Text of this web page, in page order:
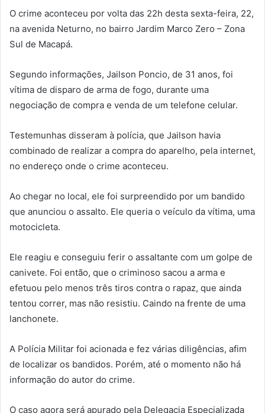
O crime aconteceu por volta das 22h desta sexta-feira, 22,
na avenida Neturno, no bairro Jardim Marco Zero – Zona
Sul de Macapá.
Segundo informações, Jailson Poncio, de 31 anos, foi
vítima de disparo de arma de fogo, durante uma
negociação de compra e venda de um telefone celular.
Testemunhas disseram à polícia, que Jailson havia
combinado de realizar a compra do aparelho, pela internet,
no endereço onde o crime aconteceu.
Ao chegar no local, ele foi surpreendido por um bandido
que anunciou o assalto. Ele queria o veículo da vítima, uma
motocicleta.
Ele reagiu e conseguiu ferir o assaltante com um golpe de
canivete. Foi então, que o criminoso sacou a arma e
efetuou pelo menos três tiros contra o rapaz, que ainda
tentou correr, mas não resistiu. Caindo na frente de uma
lanchonete.
A Polícia Militar foi acionada e fez várias diligências, afim
de localizar os bandidos. Porém, até o momento não há
informação do autor do crime.
O caso agora será apurado pela Delegacia Especializada